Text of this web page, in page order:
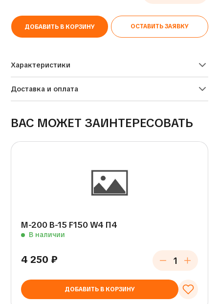
ДОБАВИТЬ В КОРЗИНУ ОСТАВИТЬ ЗАЯВКУ
Характеристики
Доставка и оплата
ВАС МОЖЕТ ЗАИНТЕРЕСОВАТЬ
М-200 В-15 F150 W4 П4
В наличии
4 250 ₽
ДОБАВИТЬ В КОРЗИНУ